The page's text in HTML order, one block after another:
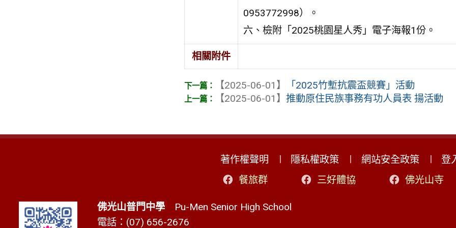
0953772998）。
六、檢附「2025桃園星人秀」電子海報1份。
相關附件
【2025-06-01】
「2025竹塹抗震盃競賽」活動
【2025-06-01】推動原住民族事務有功人員表 揚活動
著作權聲明 隱私權政策 網站安全政策
登
餐旅群
三好體協 佛光山寺
佛光山普門中學Pu-Men Senior High School
電話：(07) 656-2676